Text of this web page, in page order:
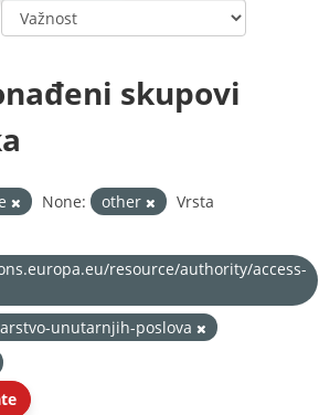
skupovi
None: other
Vrsta
resource/authority/access-
unutarnjih-poslova